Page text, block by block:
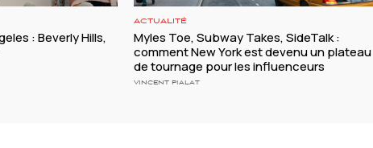
: Beverly Hills,
ACTUALITÉ
Myles Toe, Subway Takes, SideTalk :
comment New York est devenu un plateau
de tournage pour les influenceurs
VINCENT PIALAT